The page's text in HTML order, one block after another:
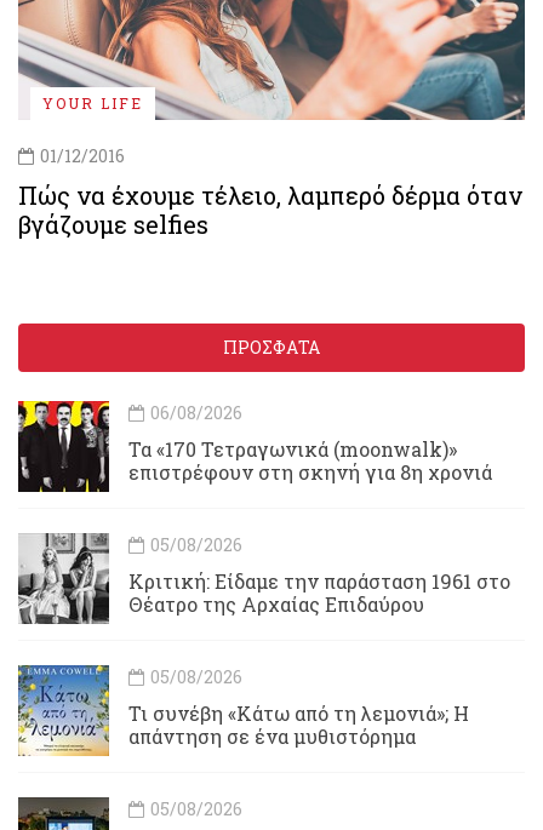
YOUR LIFE
01/12/2016
Πώς να έχουμε τέλειο, λαμπερό δέρμα όταν
βγάζουμε selfies
ΠΡΟΣΦΑΤΑ
06/08/2026
Τα «170 Τετραγωνικά (moonwalk)»
επιστρέφουν στη σκηνή για 8η χρονιά
05/08/2026
Κριτική: Είδαμε την παράσταση 1961 στο
Θέατρο της Αρχαίας Επιδαύρου
05/08/2026
Τι συνέβη «Κάτω από τη λεμονιά»; Η
απάντηση σε ένα μυθιστόρημα
05/08/2026